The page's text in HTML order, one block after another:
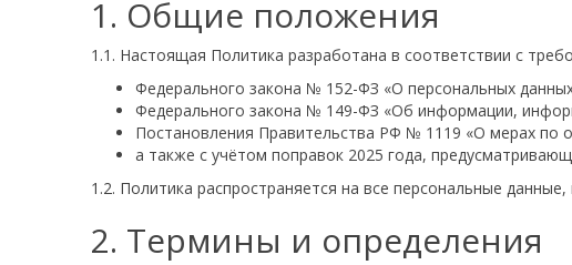
1. Общие положения
1.1. Настоящая Политика разработана в соответствии с
Федерального закона № 152-ФЗ «О персональных
Федерального закона № 149-ФЗ «Об информации,
Постановления Правительства РФ № 1119 «О мерах по
а также с учётом поправок 2025 года,
1.2. Политика распространяется на все персональные
2. Термины и определения